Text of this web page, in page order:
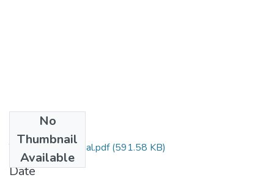
No
Thumbnail
Available
TCC - depósito final.pdf(591.58 KB)
Date